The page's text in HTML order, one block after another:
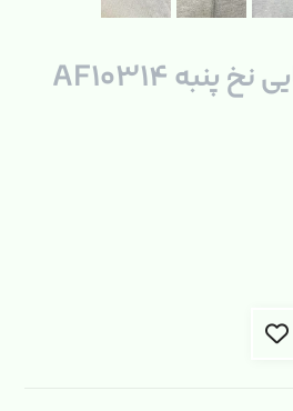
تیشرت یقه کوبایی نخ پنبه AF۱۰۳۱۴